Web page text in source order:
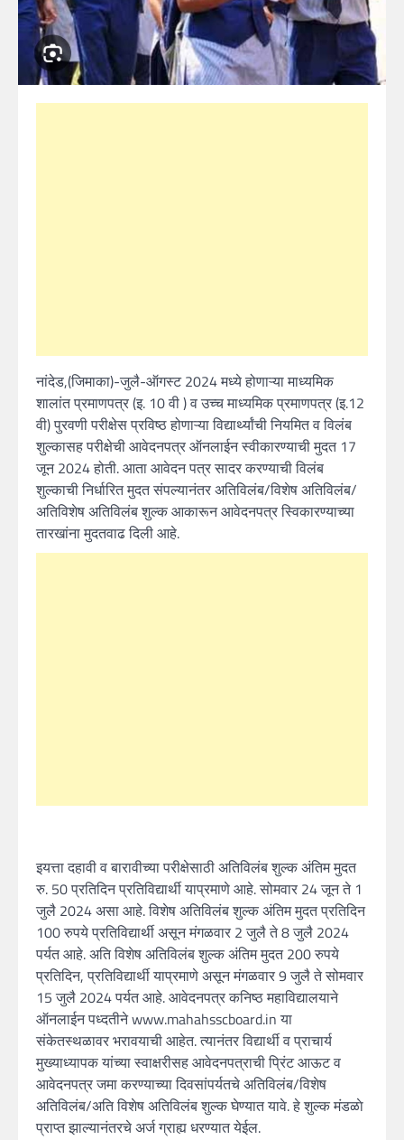
नांदेड,(जिमाका)-जुलै-ऑगस्ट 2024 मध्ये होणाऱ्या माध्यमिक
शालांत प्रमाणपत्र (इ. 10 वी ) व उच्च माध्यमिक प्रमाणपत्र (इ.12
वी) पुरवणी परीक्षेस प्रविष्ठ होणाऱ्या विद्यार्थ्यांची नियमित व विलंब
शुल्कासह परीक्षेची आवेदनपत्र ऑनलाईन स्वीकारण्याची मुदत 17
जून 2024 होती. आता आवेदन पत्र सादर करण्याची विलंब
शुल्काची निर्धारित मुदत संपल्यानंतर अतिविलंब/विशेष अतिविलंब/
अतिविशेष अतिविलंब शुल्क आकारून आवेदनपत्र स्विकारण्याच्या
तारखांना मुदतवाढ दिली आहे.
इयत्ता दहावी व बारावीच्या परीक्षेसाठी अतिविलंब शुल्क अंतिम मुदत
रु. 50 प्रतिदिन प्रतिविद्यार्थी याप्रमाणे आहे. सोमवार 24 जून ते 1
जुलै 2024 असा आहे. विशेष अतिविलंब शुल्क अंतिम मुदत प्रतिदिन
100 रुपये प्रतिविद्यार्थी असून मंगळवार 2 जुलै ते 8 जुलै 2024
पर्यत आहे. अति विशेष अतिविलंब शुल्क अंतिम मुदत 200 रुपये
प्रतिदिन, प्रतिविद्यार्थी याप्रमाणे असून मंगळवार 9 जुलै ते सोमवार
15 जुलै 2024 पर्यत आहे. आवेदनपत्र कनिष्ठ महाविद्यालयाने
ऑनलाईन पध्दतीने www.mahahsscboard.in या
संकेतस्थळावर भरावयाची आहेत. त्यानंतर विद्यार्थी व प्राचार्य
मुख्याध्यापक यांच्या स्वाक्षरीसह आवेदनपत्राची प्रिंट आऊट व
आवेदनपत्र जमा करण्याच्या दिवसांपर्यतचे अतिविलंब/विशेष
अतिविलंब/अति विशेष अतिविलंब शुल्क घेण्यात यावे. हे शुल्क मंडळाे
प्राप्त झाल्यानंतरचे अर्ज ग्राह्य धरण्यात येईल.